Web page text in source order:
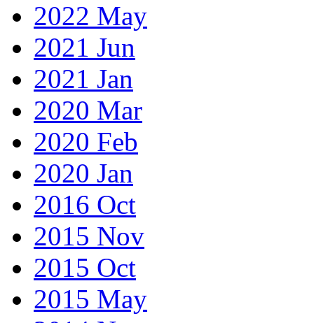
2022 May
2021 Jun
2021 Jan
2020 Mar
2020 Feb
2020 Jan
2016 Oct
2015 Nov
2015 Oct
2015 May